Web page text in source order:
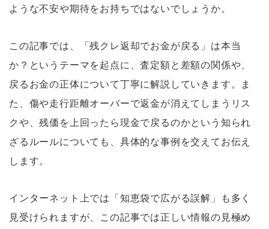
ような不安や期待をお持ちではないでしょうか。
この記事では、「残クレ返却でお金が戻る」は本当
か？というテーマを起点に、査定額と差額の関係や、
戻るお金の正体について丁寧に解説していきます。ま
た、傷や走行距離オーバーで返金が消えてしまうリス
クや、残価を上回ったら現金で戻るのかという知られ
ざるルールについても、具体的な事例を交えてお伝え
します。
インターネット上では「知恵袋で広がる誤解」も多く
見受けられますが、この記事では正しい情報の見極め